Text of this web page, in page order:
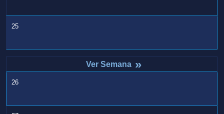
25
»
26